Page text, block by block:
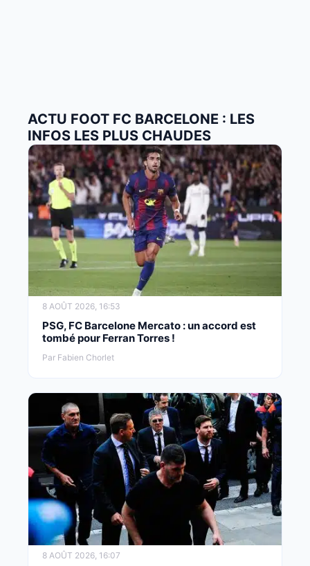
ACTU FOOT FC BARCELONE : LES
INFOS LES PLUS CHAUDES
8 AOÛT 2026, 16:53
PSG, FC Barcelone Mercato : un accord est
tombé pour Ferran Torres !
Par Fabien Chorlet
8 AOÛT 2026, 16:07